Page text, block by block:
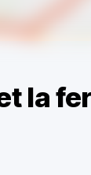
la